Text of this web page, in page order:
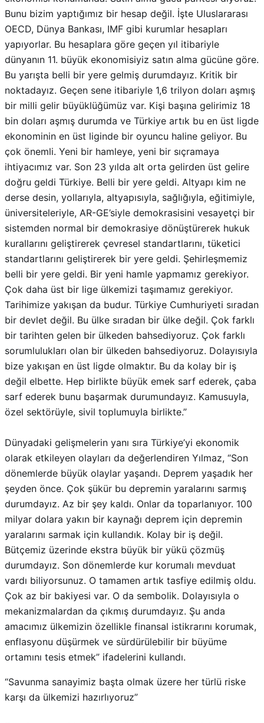
yapıyorlar. Bu hesaplara göre geçen yıl itibariyle
dünyanın 11. büyük ekonomisiyiz satın alma gücüne göre.
Bu yarışta belli bir yere gelmiş durumdayız. Kritik bir
noktadayız. Geçen sene itibariyle 1,6 trilyon doları aşmış
bir milli gelir büyüklüğümüz var. Kişi başına gelirimiz 18
bin doları aşmış durumda ve Türkiye artık bu en üst ligde
ekonominin en üst liginde bir oyuncu haline geliyor. Bu
çok önemli. Yeni bir hamleye, yeni bir sıçramaya
ihtiyacımız var. Son 23 yılda alt orta gelirden üst gelire
doğru geldi Türkiye. Belli bir yere geldi. Altyapı kim ne
derse desin, yollarıyla, altyapısıyla, sağlığıyla, eğitimiyle,
üniversiteleriyle, AR-GE’siyle demokrasisini vesayetçi bir
sistemden normal bir demokrasiye dönüştürerek hukuk
kurallarını geliştirerek çevresel standartlarını, tüketici
standartlarını geliştirerek bir yere geldi. Şehirleşmemiz
belli bir yere geldi. Bir yeni hamle yapmamız gerekiyor.
Çok daha üst bir lige ülkemizi taşımamız gerekiyor.
Tarihimize yakışan da budur. Türkiye Cumhuriyeti sıradan
bir devlet değil. Bu ülke sıradan bir ülke değil. Çok farklı
bir tarihten gelen bir ülkeden bahsediyoruz. Çok farklı
sorumlulukları olan bir ülkeden bahsediyoruz. Dolayısıyla
bize yakışan en üst ligde olmaktır. Bu da kolay bir iş
değil elbette. Hep birlikte büyük emek sarf ederek, çaba
sarf ederek bunu başarmak durumundayız. Kamusuyla,
özel sektörüyle, sivil toplumuyla birlikte.”
Dünyadaki gelişmelerin yanı sıra Türkiye’yi ekonomik
dönemlerde büyük olaylar yaşandı. Deprem yaşadık her
şeyden önce. Çok şükür bu depremin yaralarını sarmış
durumdayız. Az bir şey kaldı. Onlar da toparlanıyor. 100
milyar dolara yakın bir kaynağı deprem için depremin
yaralarını sarmak için kullandık. Kolay bir iş değil.
Bütçemiz üzerinde ekstra büyük bir yükü çözmüş
durumdayız. Son dönemlerde kur korumalı mevduat
vardı biliyorsunuz. O tamamen artık tasfiye edilmiş oldu.
Çok az bir bakiyesi var. O da sembolik. Dolayısıyla o
mekanizmalardan da çıkmış durumdayız. Şu anda
amacımız ülkemizin özellikle finansal istikrarını korumak,
enflasyonu düşürmek ve sürdürülebilir bir büyüme
ortamını tesis etmek” ifadelerini kullandı.
“Savunma sanayimiz başta olmak üzere her türlü riske
karşı da ülkemizi hazırlıyoruz”
Barıştan yana bir politika yürüttüklerini ancak her durum